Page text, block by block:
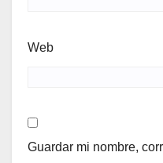
Web
Guardar mi nombre,